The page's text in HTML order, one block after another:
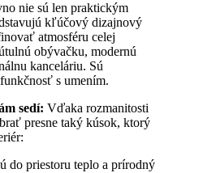
nie sú len praktickým
kľúčový dizajnový
atmosféru celej
obývačku, modernú
kanceláriu. Sú
s umením.
sedí: Vďaka rozmanitosti
presne taký kúsok, ktorý
do priestoru teplo a prírodný